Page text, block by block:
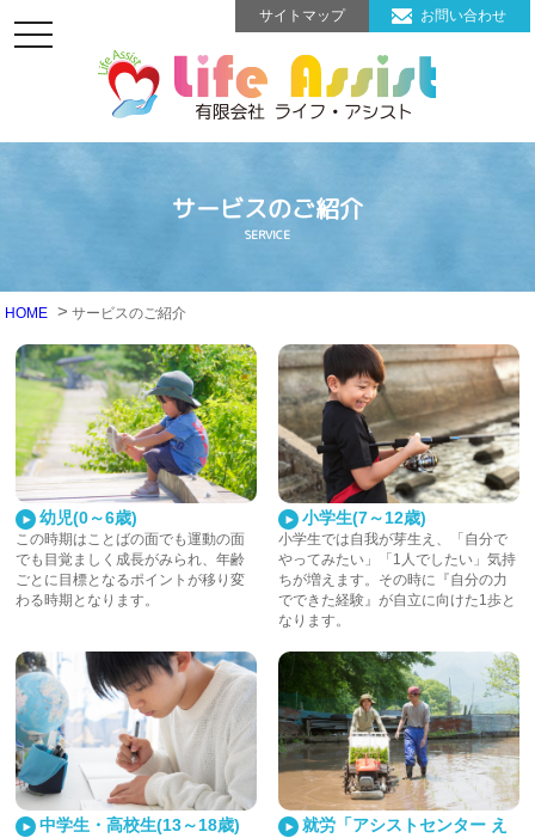
サイトマップ お問い合わせ
toggle
navigation
サービスのご紹介
SERVICE
HOME サービスのご紹介
幼児(0～6歳)
この時期はことばの面でも運動の面
でも目覚ましく成長がみられ、年齢
ごとに目標となるポイントが移り変
わる時期となります。
小学生(7～12歳)
小学生では自我が芽生え、「自分で
やってみたい」「1人でしたい」気持
ちが増えます。その時に『自分の力
でできた経験』が自立に向けた1歩と
なります。
中学生・高校生(13～18歳)
就労「アシストセンター え